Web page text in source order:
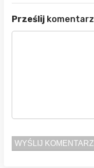
Prześlij komentarz
WYŚLIJ KOMENTARZ